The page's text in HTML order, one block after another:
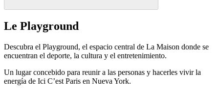
Le Playground
Descubra el Playground, el espacio central de La Maison donde se
encuentran el deporte, la cultura y el entretenimiento.
Un lugar concebido para reunir a las personas y hacerles vivir la
energía de Ici C’est Paris en Nueva York.